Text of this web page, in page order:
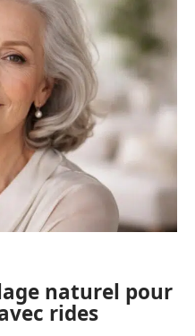
naturel pour
rides